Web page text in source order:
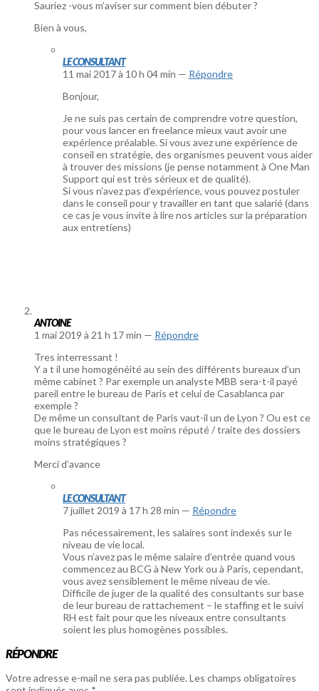
Sauriez -vous m’aviser sur comment bien débuter ?
Bien à vous,
LE CONSULTANT
11 mai 2017 à 10 h 04 min — Répondre
Bonjour,
Je ne suis pas certain de comprendre votre question,
pour vous lancer en freelance mieux vaut avoir une
expérience préalable. Si vous avez une expérience de
conseil en stratégie, des organismes peuvent vous aider
à trouver des missions (je pense notamment à One Man
Support qui est très sérieux et de qualité).
Si vous n’avez pas d’expérience, vous pouvez postuler
dans le conseil pour y travailler en tant que salarié (dans
ce cas je vous invite à lire nos articles sur la préparation
aux entretiens)
ANTOINE
1 mai 2019 à 21 h 17 min — Répondre
Tres interressant !
Y a t il une homogénéité au sein des différents bureaux d’un
même cabinet ? Par exemple un analyste MBB sera-t-il payé
pareil entre le bureau de Paris et celui de Casablanca par
exemple ?
De même un consultant de Paris vaut-il un de Lyon ? Ou est ce
que le bureau de Lyon est moins réputé / traite des dossiers
moins stratégiques ?
Merci d’avance
LE CONSULTANT
7 juillet 2019 à 17 h 28 min — Répondre
Pas nécessairement, les salaires sont indexés sur le
niveau de vie local.
Vous n’avez pas le même salaire d’entrée quand vous
commencez au BCG à New York ou à Paris, cependant,
vous avez sensiblement le même niveau de vie.
Difficile de juger de la qualité des consultants sur base
de leur bureau de rattachement – le staffing et le suivi
RH est fait pour que les niveaux entre consultants
soient les plus homogènes possibles.
RÉPONDRE
Votre adresse e-mail ne sera pas publiée. Les champs obligatoires